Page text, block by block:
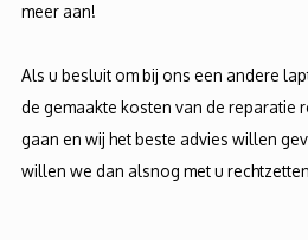
meer aan!
Als u besluit om bij ons een andere
de gemaakte kosten van de reparatie
gaan en wij het beste advies willen
willen we dan alsnog met u